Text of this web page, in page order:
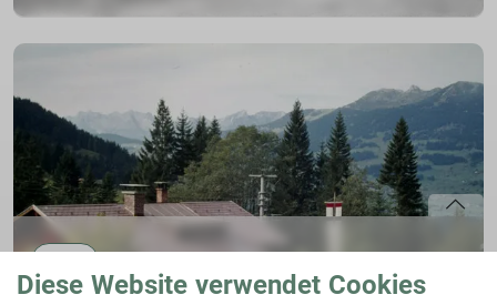
1899 – 1923
Diese Website verwendet Cookies